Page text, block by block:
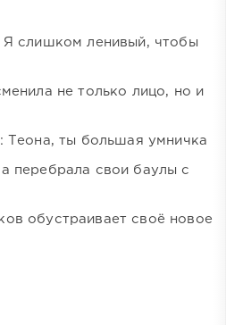
слишком ленивый, чтобы
не только лицо, но и
Теона, ты большая умничка
перебрала свои баулы с
обустраивает своё новое